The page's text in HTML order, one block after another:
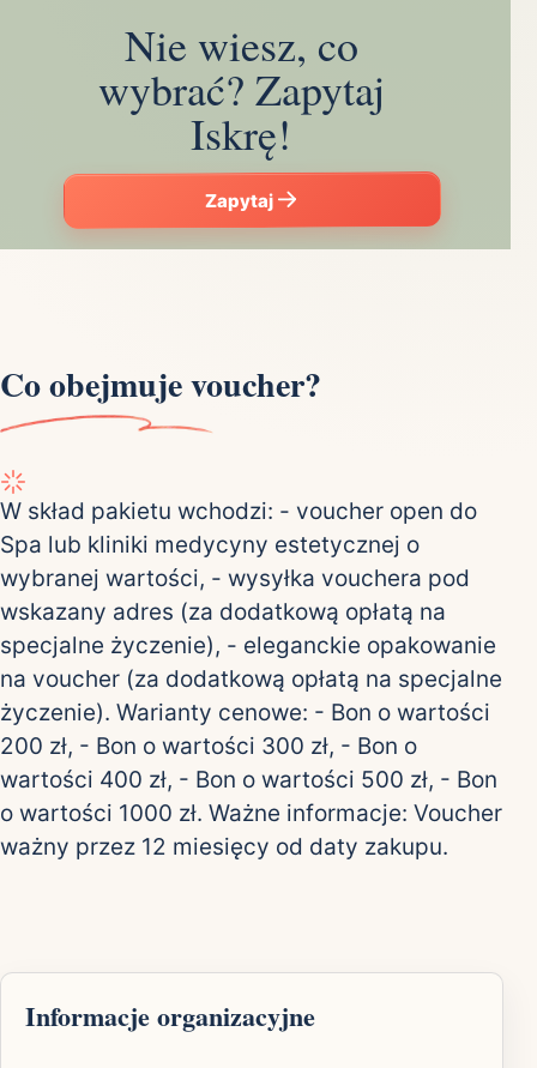
Nie wiesz, co
wybrać? Zapytaj
Iskrę!
Zapytaj
Co obejmuje voucher?
W skład pakietu wchodzi: - voucher open do
Spa lub kliniki medycyny estetycznej o
wybranej wartości, - wysyłka vouchera pod
wskazany adres (za dodatkową opłatą na
specjalne życzenie), - eleganckie opakowanie
na voucher (za dodatkową opłatą na specjalne
życzenie). Warianty cenowe: - Bon o wartości
200 zł, - Bon o wartości 300 zł, - Bon o
wartości 400 zł, - Bon o wartości 500 zł, - Bon
o wartości 1000 zł. Ważne informacje: Voucher
ważny przez 12 miesięcy od daty zakupu.
Informacje organizacyjne